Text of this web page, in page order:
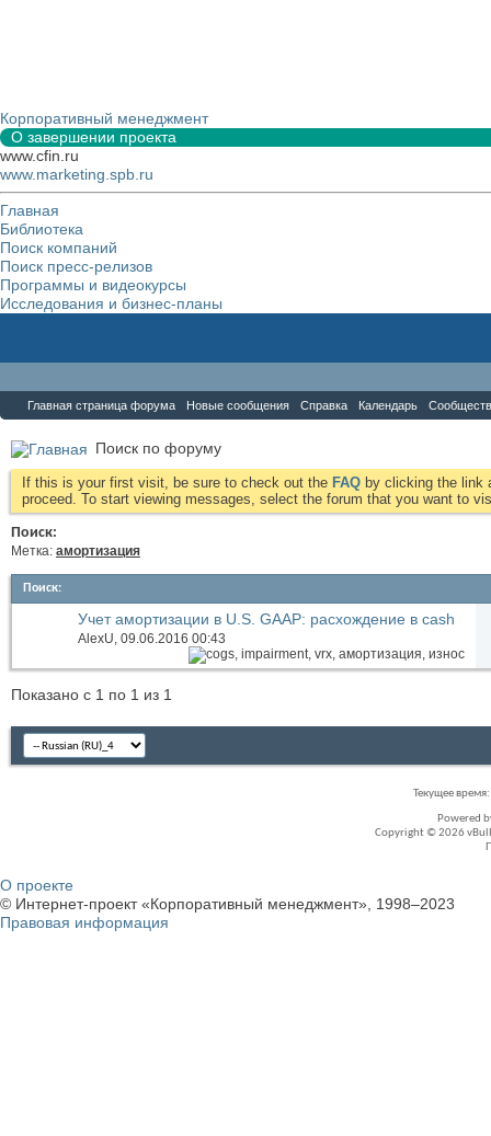
Корпоративный менеджмент
О завершении проекта
www.cfin.ru
www.marketing.spb.ru
Главная
Библиотека
Поиск компаний
Поиск пресс-релизов
Программы и видеокурсы
Исследования и бизнес-планы
Главная страница форума Новые сообщения Справка Календарь
Поиск по форуму
If this is your first visit, be sure to check out the FAQ by clicking the link
proceed. To start viewing messages, select the forum that you want to
Поиск:
Метка: амортизация
Поиск:
Учет амортизации в U.S. GAAP: расхождение в cash
flow statement
AlexU, 09.06.2016 00:43
Показано с 1 по 1 из 1
Текущее время:
Powered
Copyright © 2026
О проекте
© Интернет-проект «Корпоративный менеджмент», 1998–2023
Правовая информация